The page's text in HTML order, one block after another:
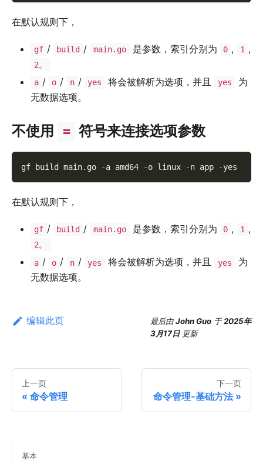
在默认规则下，
gf / build / main.go 是参数，索引分别为 0 , 1 ,
2。
a / o / n / yes 将会被解析为选项，并且 yes
为
无数据选项。
不使用 = 符号来连接选项参数
gf build main.go -a amd64 -o linux -n app -yes
在默认规则下，
gf / build / main.go 是参数，索引分别为 0 , 1 ,
2。
a / o / n / yes 将会被解析为选项，并且 yes
为
无数据选项。
编辑此页 最后由John Guo 于2025年
3月17日 更新
上一页
命令管理
下一页
命令管理-基础方法
基本